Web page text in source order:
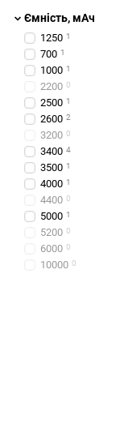
Ємність, мАч
1250 1
700 1
1000 1
2200 0
2500 1
2600 2
3200 0
3400 4
3500 1
4000 1
4400 0
5000 1
5200 0
6000 0
10000 0